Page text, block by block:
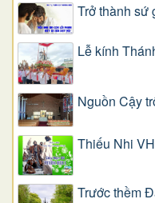
Trở thành sứ
Lễ kính
Nguồn Cậy
Thiếu Nhi
Trước thềm